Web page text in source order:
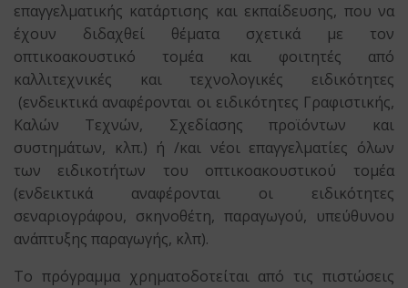
επαγγελματικής κατάρτισης και εκπαίδευσης, που να
έχουν διδαχθεί θέματα σχετικά με τον
οπτικοακουστικό τομέα και φοιτητές από
καλλιτεχνικές και τεχνολογικές ειδικότητες
(ενδεικτικά αναφέρονται οι ειδικότητες Γραφιστικής,
Καλών Τεχνών, Σχεδίασης προϊόντων και
συστημάτων, κλπ.) ή /και νέοι επαγγελματίες όλων
των ειδικοτήτων του οπτικοακουστικού τομέα
(ενδεικτικά αναφέρονται οι ειδικότητες
σεναριογράφου, σκηνοθέτη, παραγωγού, υπεύθυνου
ανάπτυξης παραγωγής, κλπ).
Το πρόγραμμα χρηματοδοτείται από τις πιστώσεις